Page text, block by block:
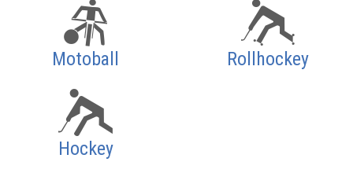
Motoball Rollhockey
Hockey